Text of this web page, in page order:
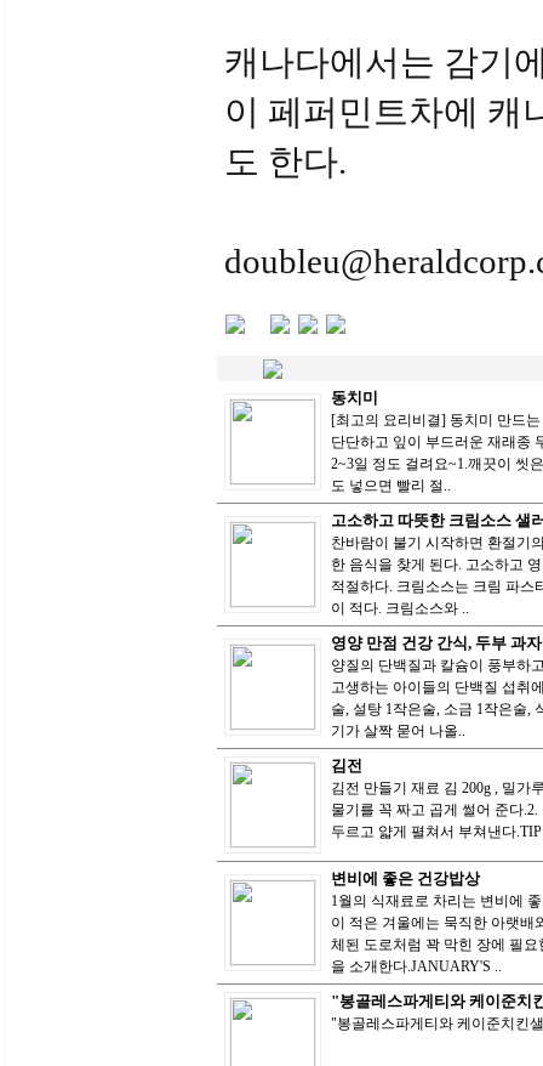
캐나다에서는 감기
이 페퍼민트차에 캐
도 한다.
동치미
[최고의 요리비결] 동치미 만드
단단하고 잎이 부드러운 재래종
2~3일 정도 걸려요~1.깨끗이 씻
도 넣으면 빨리 절..
고소하고 따뜻한 크림소스 샐
찬바람이 불기 시작하면 환절기
한 음식을 찾게 된다. 고소하고
적절하다. 크림소스는 크림 파스
이 적다. 크림소스와 ..
영양 만점 건강 간식, 두부 과자
양질의 단백질과 칼슘이 풍부하
고생하는 아이들의 단백질 섭취
술, 설탕 1작은술, 소금 1작은술,
기가 살짝 묻어 나올..
김전
김전 만들기 재료 김 200g , 밀가
물기를 꼭 짜고 곱게 썰어 준다
두르고 얇게 펼쳐서 부쳐낸다
변비에 좋은 건강밥상
1월의 식재료로 차리는 변비에
이 적은 겨울에는 묵직한 아랫배
체된 도로처럼 꽉 막힌 장에 필
을 소개한다.JANUARY'S ..
"봉골레스파게티와 케이준치
"봉골레스파게티와 케이준치킨